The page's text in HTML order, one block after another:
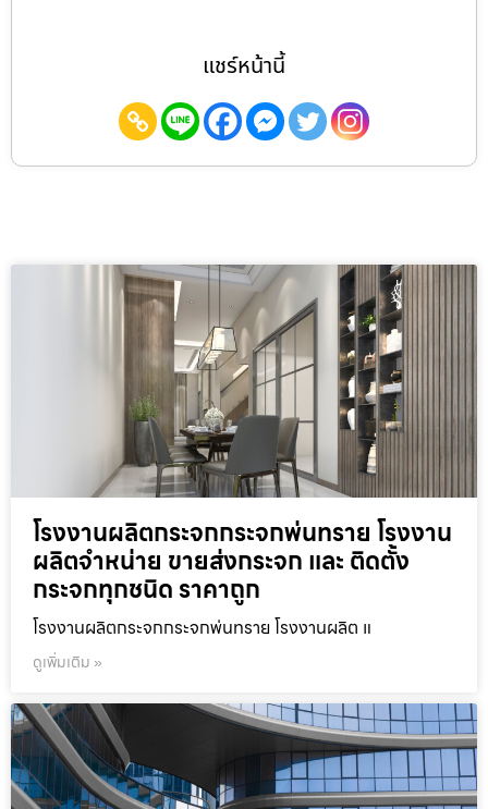
แชร์หน้านี้
โรงงานผลิตกระจกกระจกพ่นทราย โรงงาน
ผลิตจำหน่าย ขายส่งกระจก และ ติดตั้ง
กระจกทุกชนิด ราคาถูก
โรงงานผลิตกระจกกระจกพ่นทราย โรงงานผลิต แ
ดูเพิ่มเติม »